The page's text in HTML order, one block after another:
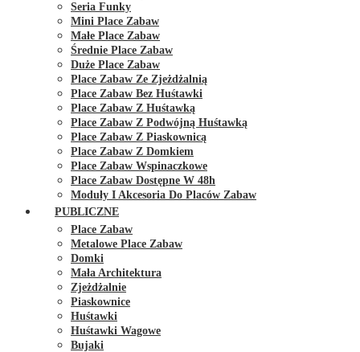
Seria Funky
Mini Place Zabaw
Małe Place Zabaw
Średnie Place Zabaw
Duże Place Zabaw
Place Zabaw Ze Zjeżdżalnią
Place Zabaw Bez Huśtawki
Place Zabaw Z Huśtawką
Place Zabaw Z Podwójną Huśtawką
Place Zabaw Z Piaskownicą
Place Zabaw Z Domkiem
Place Zabaw Wspinaczkowe
Place Zabaw Dostępne W 48h
Moduły I Akcesoria Do Placów Zabaw
PUBLICZNE
Place Zabaw
Metalowe Place Zabaw
Domki
Mała Architektura
Zjeżdżalnie
Piaskownice
Huśtawki
Huśtawki Wagowe
Bujaki